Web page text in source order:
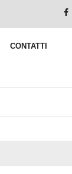
CONTATTI